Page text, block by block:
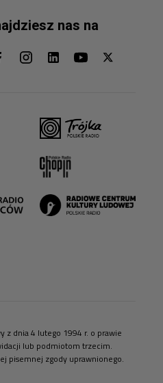
nas na
z dnia 4 lutego 1994 r. o prawie
lub podmiotom trzecim.
pisemnej zgody uprawnionego.